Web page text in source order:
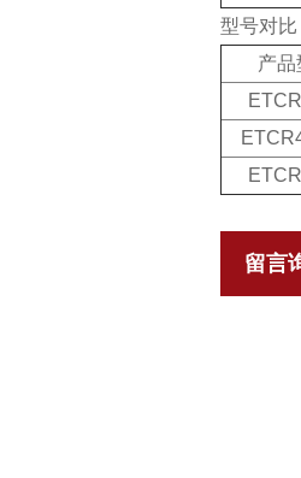
型号对
产品
留言